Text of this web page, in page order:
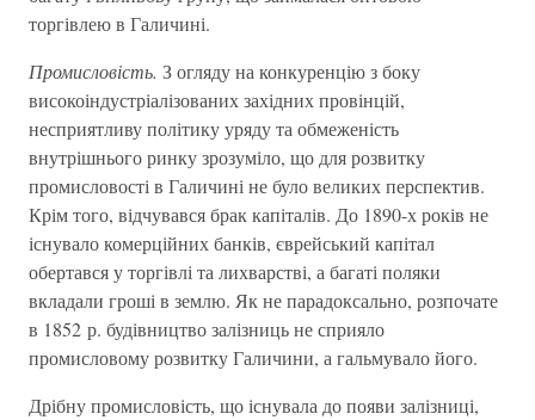
торгівлею в Галичині.
Промисловість. З огляду на конкуренцію з боку
високоіндустріалізованих західних провінцій,
несприятливу політику уряду та обмеженість
внутрішнього ринку зрозуміло, що для розвитку
промисловості в Галичині не було великих перспектив.
Крім того, відчувався брак капіталів. До 1890-х років не
існувало комерційних банків, єврейський капітал
обертався у торгівлі та лихварстві, а багаті поляки
вкладали гроші в землю. Як не парадоксально, розпочате
в 1852 р. будівництво залізниць не сприяло
промисловому розвитку Галичини, а гальмувало його.
Дрібну промисловість, що існувала до появи залізниці,